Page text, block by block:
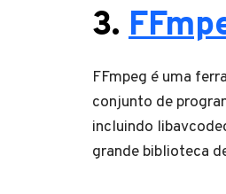
3.
FFmpeg é uma
conjunto de
incluindo
grande biblioteca